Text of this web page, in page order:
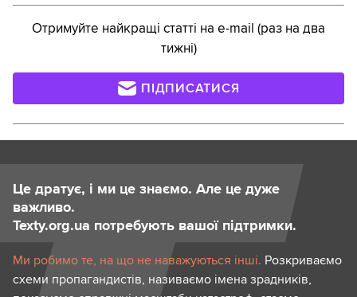
Отримуйте найкращі статті на e-mail (раз на два
тижні)
ПІДПИСАТИСЯ
Це дратує, і ми це знаємо. Але це дуже
важливо.
Texty.org.ua потребують вашої підтримки.
Ми робимо те, на що не наважуються інші. Розкриваємо
схеми пропагандистів, називаємо імена зрадників,